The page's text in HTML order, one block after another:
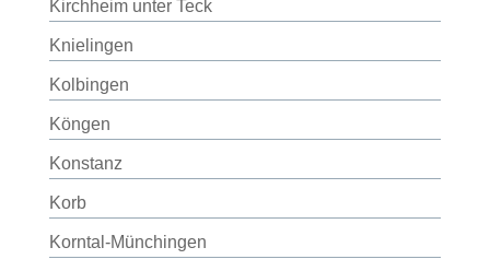
Kirchheim unter Teck
Knielingen
Kolbingen
Köngen
Konstanz
Korb
Korntal-Münchingen